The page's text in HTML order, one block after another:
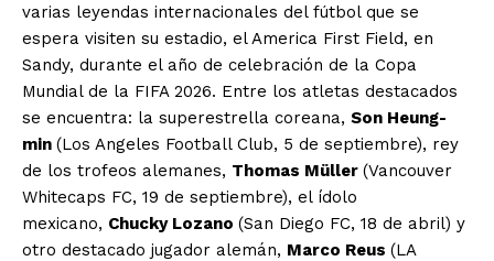
varias leyendas internacionales del fútbol que se
espera visiten su estadio, el America First Field, en
Sandy, durante el año de celebración de la Copa
Mundial de la FIFA 2026. Entre los atletas destacados
se encuentra: la superestrella coreana, Son Heung-
min (Los Angeles Football Club, 5 de septiembre), rey
de los trofeos alemanes, Thomas Müller (Vancouver
Whitecaps FC, 19 de septiembre), el ídolo
mexicano, Chucky Lozano (San Diego FC, 18 de abril) y
otro destacado jugador alemán, Marco Reus (LA